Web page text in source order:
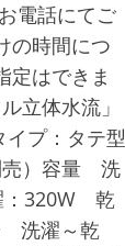
電話にてご
の時間につ
定はできま
立体水流」
プ：タテ型
売）容量 洗
：320W 乾
洗濯～乾